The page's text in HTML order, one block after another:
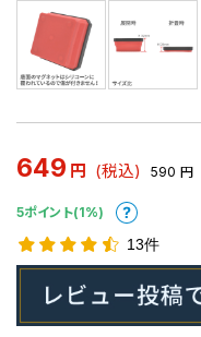
649 円 (税込) 590 円
5ポイント(1%)
13件